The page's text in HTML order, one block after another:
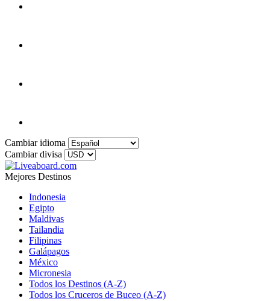
Cambiar idioma
Cambiar divisa
Mejores Destinos
Indonesia
Egipto
Maldivas
Tailandia
Filipinas
Galápagos
México
Micronesia
Todos los Destinos (A-Z)
Todos los Cruceros de Buceo (A-Z)